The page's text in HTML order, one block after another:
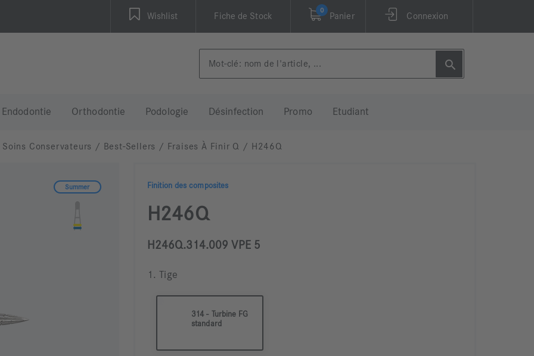
Wishlist Fiche de Stock
0
Panier Connexion
Endodontie Orthodontie Podologie Désinfection Promo Etudiant
Soins Conservateurs / Best-Sellers / Fraises À Finir Q / H246Q
Summer Finition des composites
H246Q
H246Q.314.009 VPE 5
1. Tige
314 - Turbine FG
standard